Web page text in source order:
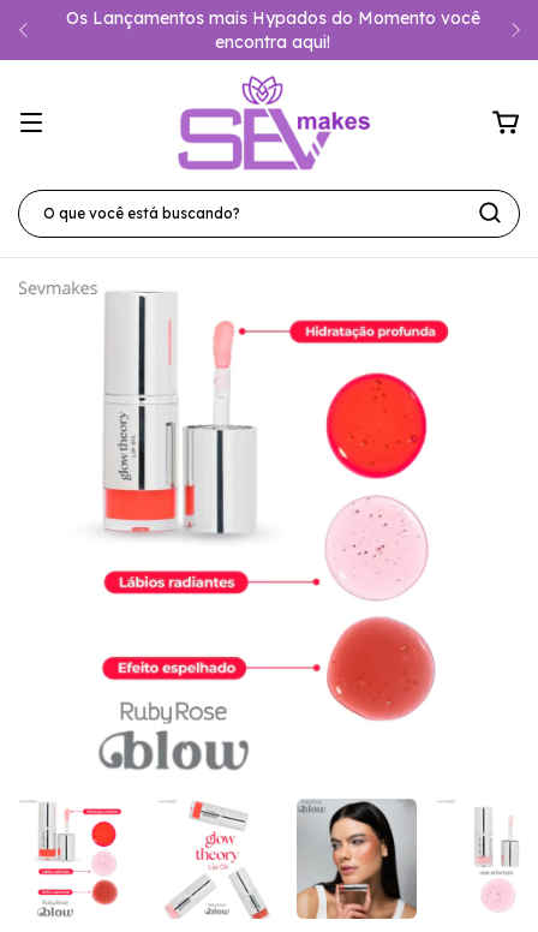
Os Lançamentos mais Hypados do Momento você
encontra aqui!